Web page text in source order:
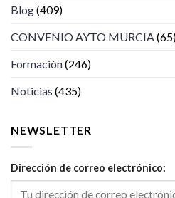
Blog(409)
CONVENIO AYTO MURCIA
Formación(246)
Noticias (435)
NEWSLETTER
Dirección de correo electrónico: